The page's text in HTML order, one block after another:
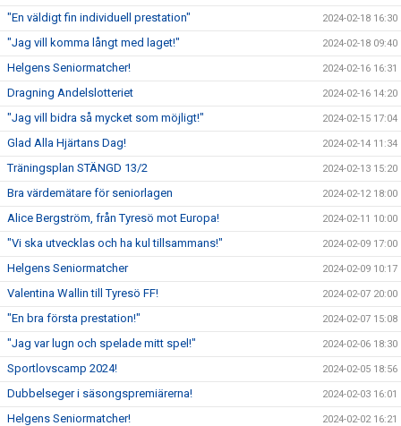
"En väldigt fin individuell prestation" 2024-02-18 16:30
"Jag vill komma långt med laget!" 2024-02-18 09:40
Helgens Seniormatcher! 2024-02-16 16:31
Dragning Andelslotteriet 2024-02-16 14:20
"Jag vill bidra så mycket som möjligt!" 2024-02-15 17:04
Glad Alla Hjärtans Dag! 2024-02-14 11:34
Träningsplan STÄNGD 13/2 2024-02-13 15:20
Bra värdemätare för seniorlagen 2024-02-12 18:00
Alice Bergström, från Tyresö mot Europa! 2024-02-11 10:00
"Vi ska utvecklas och ha kul tillsammans!" 2024-02-09 17:00
Helgens Seniormatcher 2024-02-09 10:17
Valentina Wallin till Tyresö FF! 2024-02-07 20:00
"En bra första prestation!" 2024-02-07 15:08
"Jag var lugn och spelade mitt spel!" 2024-02-06 18:30
Sportlovscamp 2024! 2024-02-05 18:56
Dubbelseger i säsongspremiärerna! 2024-02-03 16:01
Helgens Seniormatcher! 2024-02-02 16:21